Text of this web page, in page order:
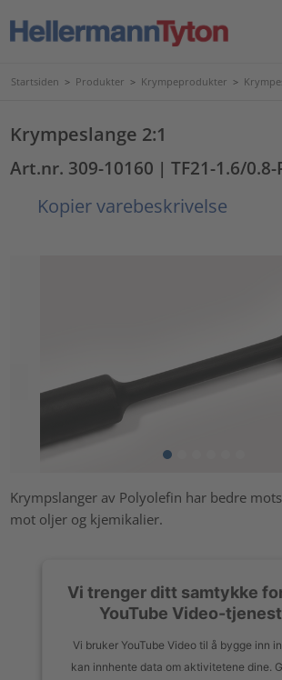
Startsiden > Produkter > Krympeprodukter >
Krympeslange 2:1
Art.nr. 309-10160 | TF21-1.6/0.8-
Kopier varebeskrivelse
Krympslanger av Polyolefin har bedre
mot oljer og kjemikalier.
Vi trenger ditt samtykke
YouTube Video-
Vi bruker YouTube Video til å bygge inn
kan innhente data om aktivitetene dine.